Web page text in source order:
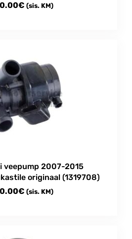
€ (sis. KM)
veepump 2007-2015
originaal (1319708)
€ (sis. KM)